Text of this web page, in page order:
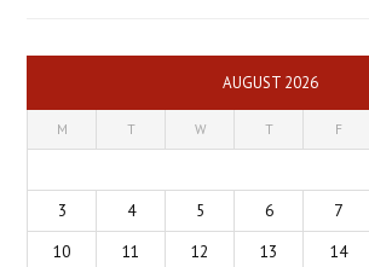
AUGUST 2026
M T W T F
3
4 5 6 7
10
11 12 13 14